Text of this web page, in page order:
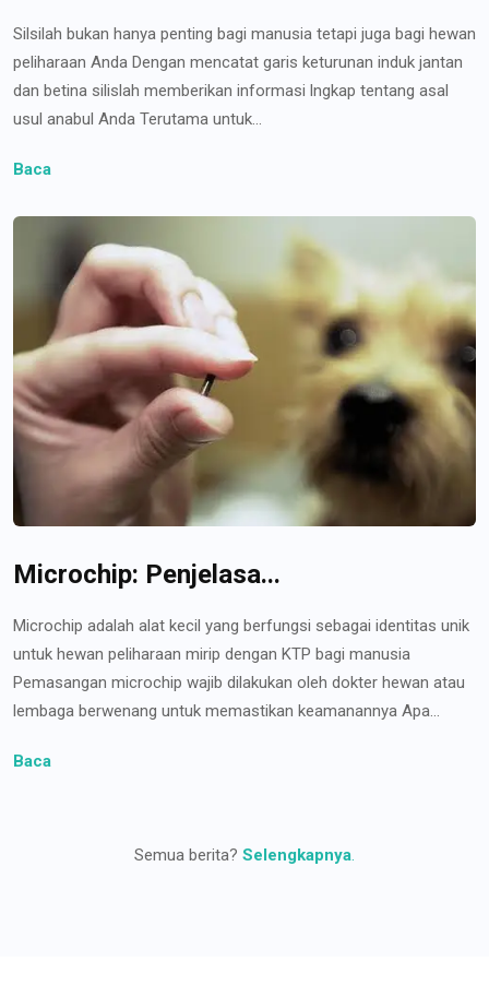
Silsilah bukan hanya penting bagi manusia tetapi juga bagi hewan
peliharaan Anda Dengan mencatat garis keturunan induk jantan
dan betina silislah memberikan informasi lngkap tentang asal
usul anabul Anda Terutama untuk...
Baca
Microchip: Penjelasa...
Microchip adalah alat kecil yang berfungsi sebagai identitas unik
untuk hewan peliharaan mirip dengan KTP bagi manusia
Pemasangan microchip wajib dilakukan oleh dokter hewan atau
lembaga berwenang untuk memastikan keamanannya Apa...
Baca
Semua berita? Selengkapnya